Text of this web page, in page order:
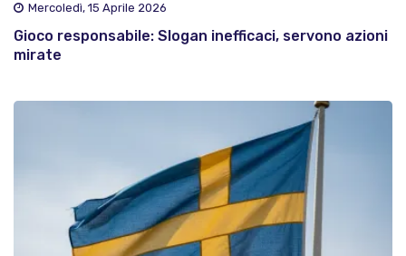
Mercoledì, 15 Aprile 2026
Gioco responsabile: Slogan inefficaci, servono azioni
mirate